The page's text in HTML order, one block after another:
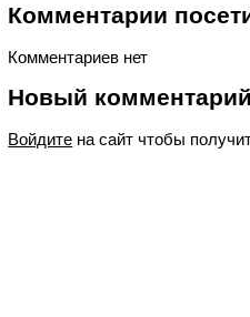
Комментарии
Комментариев нет
Новый
Войдите на сайт чтобы